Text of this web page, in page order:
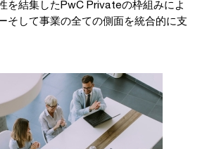
を結集したPwC Privateの枠組みによ
そして事業の全ての側面を統合的に支